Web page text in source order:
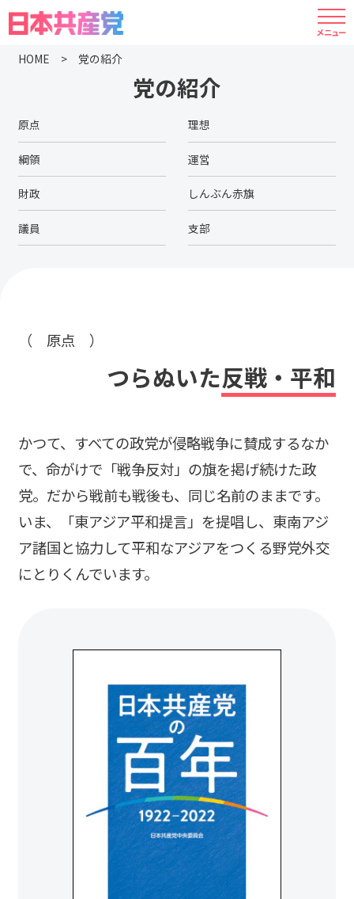
HOME 党の紹介
党の紹介
原点 理想
綱領 運営
財政 しんぶん赤旗
議員 支部
（ 原点 ）
つらぬいた反戦・平和
かつて、すべての政党が侵略戦争に賛成するなか
で、命がけで「戦争反対」の旗を掲げ続けた政
党。だから戦前も戦後も、同じ名前のままです。
いま、「東アジア平和提言」を提唱し、東南アジ
ア諸国と協力して平和なアジアをつくる野党外交
にとりくんでいます。